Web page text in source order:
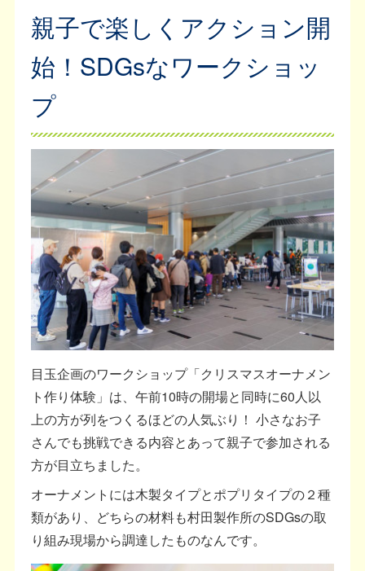
親子で楽しくアクション開
始！SDGsなワークショッ
プ
目玉企画のワークショップ「クリスマスオーナメン
ト作り体験」は、午前10時の開場と同時に60人以
上の方が列をつくるほどの人気ぶり！ 小さなお子
さんでも挑戦できる内容とあって親子で参加される
方が目立ちました。
オーナメントには木製タイプとポプリタイプの２種
類があり、どちらの材料も村田製作所のSDGsの取
り組み現場から調達したものなんです。